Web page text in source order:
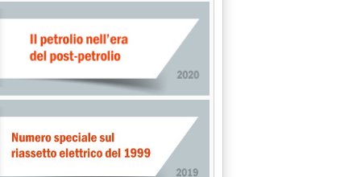
Toscana. Ma c'è già accordo con Estra'